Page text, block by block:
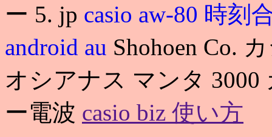
ー 5. jp casio aw-80 時刻
android au Shohoen Co.
オシアナス マンタ
ー電波 casio biz 使い方